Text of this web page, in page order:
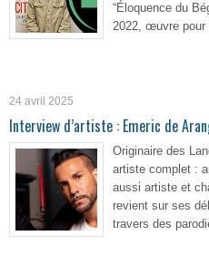
“Éloquence du
2022, œuvre pour
24 avril 2025
Interview d’artiste : Emeric de
Originaire des
artiste complet :
aussi artiste et
revient sur ses
travers des